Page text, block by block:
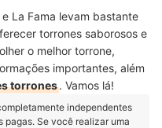
La Fama levam bastante
torrones saborosos e
o melhor torrone,
importantes, além
torrones. Vamos lá!
independentes
Se você realizar uma